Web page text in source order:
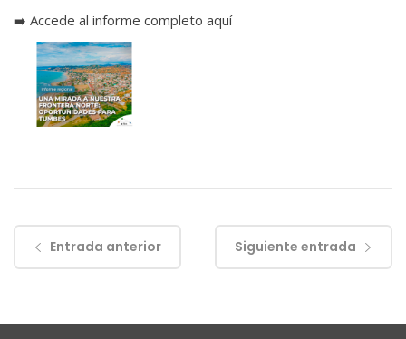
➡️ Accede al informe completo aquí
Entrada anterior Siguiente entrada